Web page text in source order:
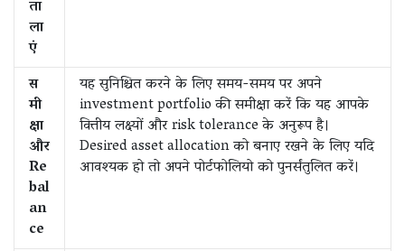
ता
ला
एं
स
मी
क्षा
और
Re
bal
an
ce
यह सुनिश्चित करने के लिए समय-समय पर अपने
investment portfolio की समीक्षा करें कि यह आपके
वित्तीय लक्ष्यों और risk tolerance के अनुरूप है।
Desired asset allocation को बनाए रखने के लिए यदि
आवश्यक हो तो अपने पोर्टफोलियो को पुनर्संतुलित करें।